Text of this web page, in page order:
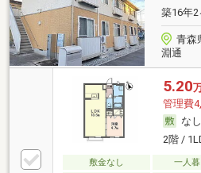
築16年
青森
淵通
5.20
管理費
なし
2階 /
敷金なし 一人